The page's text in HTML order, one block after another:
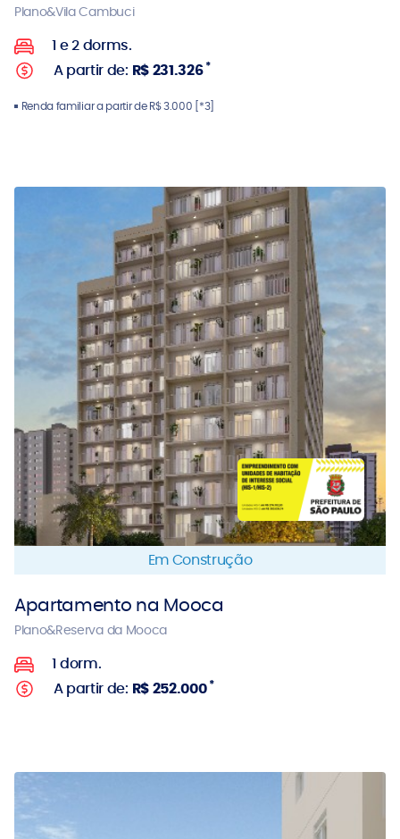
Plano&Vila Cambuci
1 e 2 dorms.
A partir de: R$ 231.326*
Renda familiar a partir de R$ 3.000 [*3]
Em Construção
Apartamento na Mooca
Plano&Reserva da Mooca
1 dorm.
A partir de: R$ 252.000*